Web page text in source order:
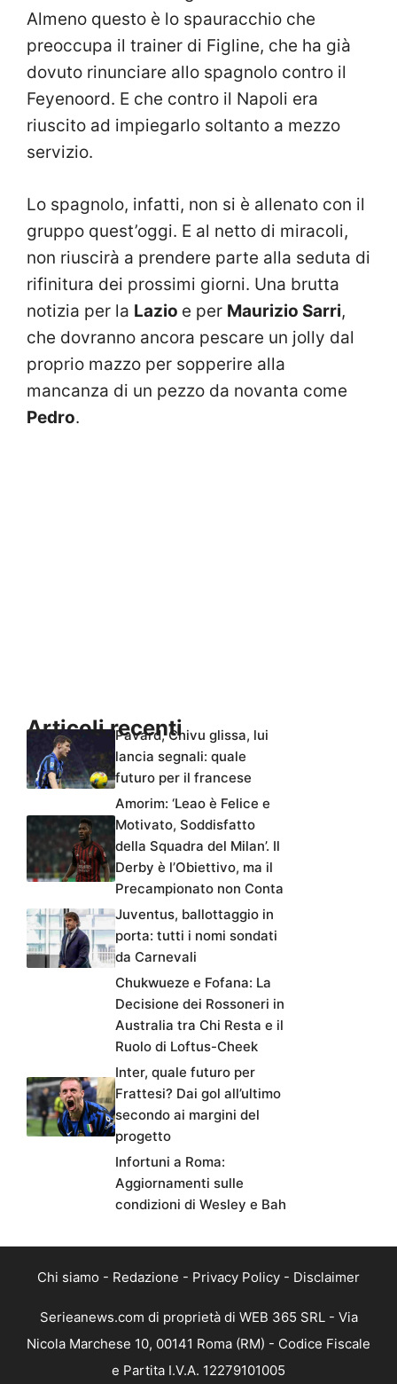
Almeno questo è lo spauracchio che
preoccupa il trainer di Figline, che ha già
dovuto rinunciare allo spagnolo contro il
Feyenoord. E che contro il Napoli era
riuscito ad impiegarlo soltanto a mezzo
servizio.
Lo spagnolo, infatti, non si è allenato con il
gruppo quest’oggi. E al netto di miracoli,
non riuscirà a prendere parte alla seduta di
rifinitura dei prossimi giorni. Una brutta
notizia per la Lazio e per Maurizio Sarri,
che dovranno ancora pescare un jolly dal
proprio mazzo per sopperire alla
mancanza di un pezzo da novanta come
Pedro.
Articoli recentiPavard, Chivu glissa, lui
lancia segnali: quale
futuro per il francese
Amorim: ‘Leao è Felice e
Motivato, Soddisfatto
della Squadra del Milan’. Il
Derby è l’Obiettivo, ma il
Precampionato non Conta
Juventus, ballottaggio in
porta: tutti i nomi sondati
da Carnevali
Chukwueze e Fofana: La
Decisione dei Rossoneri in
Australia tra Chi Resta e il
Ruolo di Loftus-Cheek
Inter, quale futuro per
Frattesi? Dai gol all’ultimo
secondo ai margini del
progetto
Infortuni a Roma:
Aggiornamenti sulle
condizioni di Wesley e Bah
Chi siamo - Redazione - Privacy Policy - Disclaimer
Serieanews.com di proprietà di WEB 365 SRL - Via
Nicola Marchese 10, 00141 Roma (RM) - Codice Fiscale
e Partita I.V.A. 12279101005